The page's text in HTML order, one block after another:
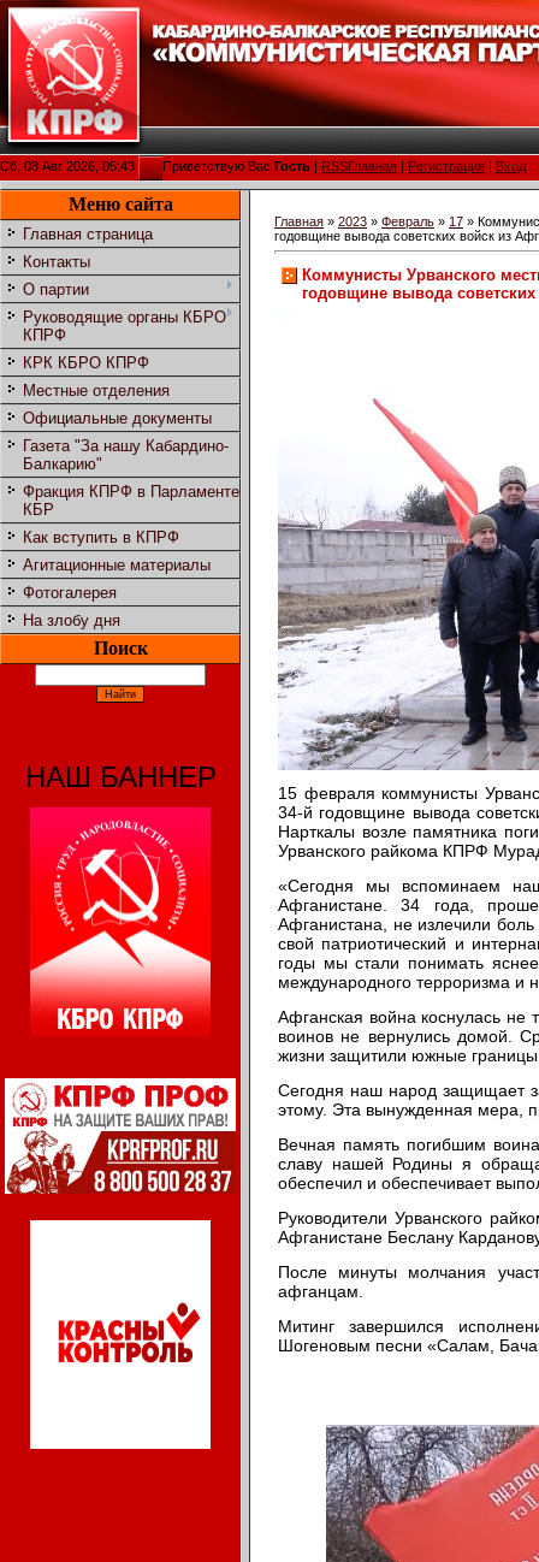
Сб, 08 Авг 2026, 05:43 Приветствую Вас Гость RSSГлавная Регистрация Вход
Меню сайта
Главная страница
Контакты
О партии
Руководящие органы КБРО
КПРФ
КРК КБРО КПРФ
Местные отделения
Официальные документы
Газета "За нашу Кабардино-
Балкарию"
Фракция КПРФ в Парламенте
КБР
Как вступить в КПРФ
Агитационные материалы
Фотогалерея
На злобу дня
Поиск
НАШ БАННЕР
Главная » 2023 » Февраль » 17 »
годовщине вывода советских войск из
Коммунисты Урванского
годовщине вывода
15 февраля коммунисты
34-й годовщине вывода
Нарткалы возле памятника
Урванского райкома КПРФ
«Сегодня мы вспоминаем
Афганистане. 34 года,
Афганистана, не излечили
свой патриотический и
годы мы стали понимать
международного терроризма и
Афганская война коснулась не
воинов не вернулись домой.
жизни защитили южные
Сегодня наш народ защищает
этому. Эта вынужденная мера,
Вечная память погибшим
славу нашей Родины я
обеспечил и обеспечивает
Руководители Урванского
Афганистане Беслану
После минуты молчания
афганцам.
Митинг завершился
Шогеновым песни «Салам,